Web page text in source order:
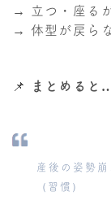
→ 立つ・座る
→ 体型が戻ら
📌 まとめると
産後の姿勢
（習慣）